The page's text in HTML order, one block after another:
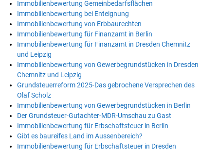
Immobilienbewertung Gemeinbedarfsflächen
Immobilienbewertung bei Enteignung
Immobilienbewertung von Erbbaurechten
Immobilienbewertung für Finanzamt in Berlin
Immobilienbewertung für Finanzamt in Dresden Chemnitz
und Leipzig
Immobilienbewertung von Gewerbegrundstücken in Dresden
Chemnitz und Leipzig
Grundsteuerreform 2025-Das gebrochene Versprechen des
Olaf Scholz
Immobilienbewertung von Gewerbegrundstücken in Berlin
Der Grundsteuer-Gutachter-MDR-Umschau zu Gast
Immobilienbewertung für Erbschaftsteuer in Berlin
Gibt es baureifes Land im Aussenbereich?
Immobilienbewertung für Erbschaftsteuer in Dresden